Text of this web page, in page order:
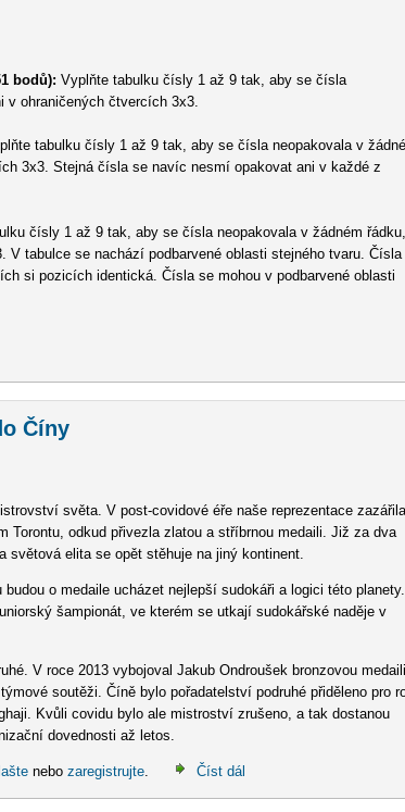
bodů): Vyplňte tabulku čísly 1 až 9 tak, aby se čísla
v ohraničených čtvercích 3x3.
tabulku čísly 1 až 9 tak, aby se čísla neopakovala v
3x3. Stejná čísla se navíc nesmí opakovat ani v každé z
čísly 1 až 9 tak, aby se čísla neopakovala v žádném řádku,
V tabulce se nachází podbarvené oblasti stejného tvaru. Čísla
si pozicích identická. Čísla se mohou v podbarvené oblasti
Číny
světa. V post-covidové éře naše reprezentace zazářila
Torontu, odkud přivezla zlatou a stříbrnou medaili. Již za dva
elita se opět stěhuje na jiný kontinent.
o medaile ucházet nejlepší sudokáři a logici této planety.
šampionát, ve kterém se utkají sudokářské naděje v
V roce 2013 vybojoval Jakub Ondroušek bronzovou medaili,
soutěži. Číně bylo pořadatelství podruhé přiděleno pro
Kvůli covidu bylo ale mistroství zrušeno, a tak dostanou
dovednosti až letos.
nebozaregistrujte. Číst dál